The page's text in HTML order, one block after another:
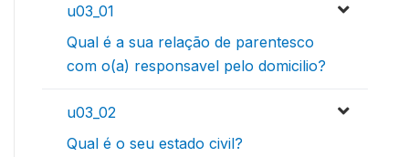
u03_01
Qual é a sua relação de parentesco
com o(a) responsavel pelo domicilio?
u03_02
Qual é o seu estado civil?